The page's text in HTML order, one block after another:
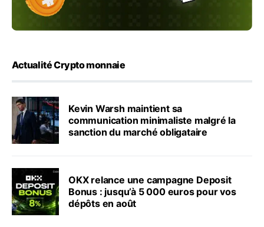
Actualité Crypto monnaie
Kevin Warsh maintient sa
communication minimaliste malgré la
sanction du marché obligataire
OKX relance une campagne Deposit
Bonus : jusqu’à 5 000 euros pour vos
dépôts en août